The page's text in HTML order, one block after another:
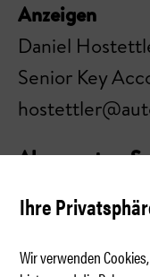
Anzeigen
Daniel
Senior Key
Abonnenten-
Allmendstrasse
CH-8320
Ihre
Wir verwenden